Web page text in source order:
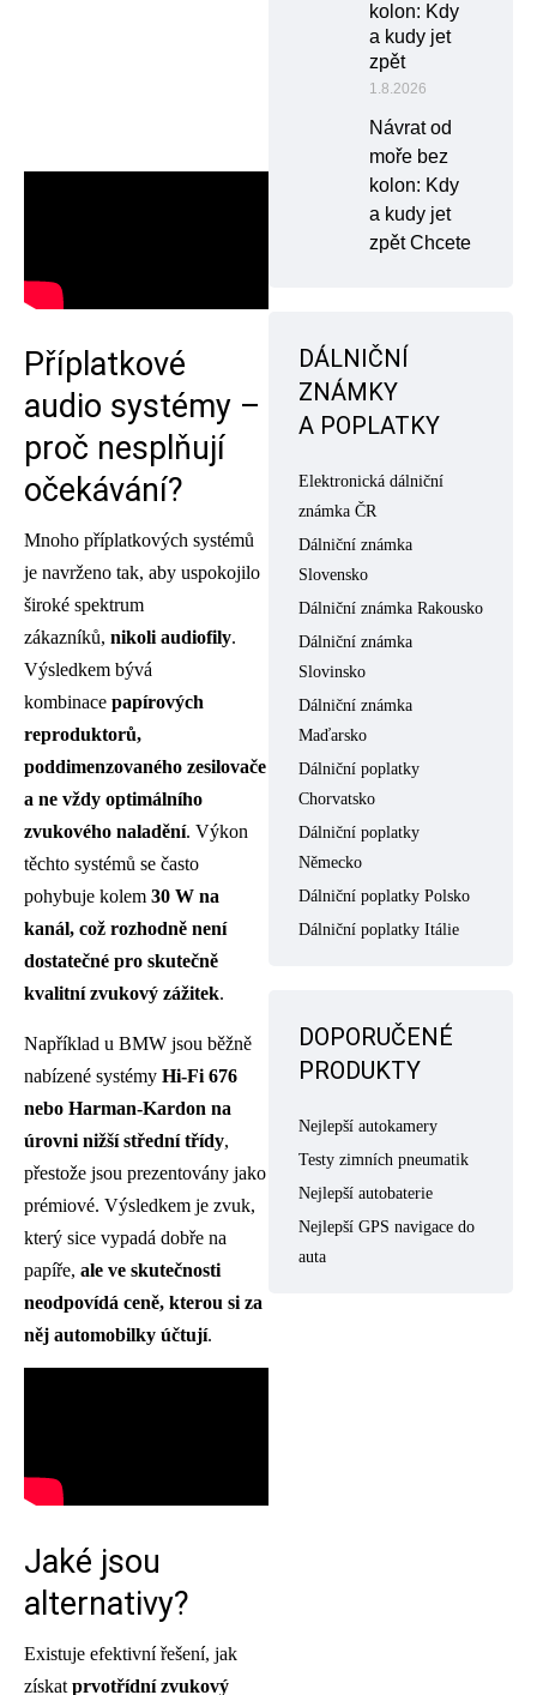
Příplatkové
audio systémy –
proč nesplňují
očekávání?
Mnoho příplatkových systémů
je navrženo tak, aby uspokojilo
široké spektrum
zákazníků, nikoli audiofily.
Výsledkem bývá
kombinace papírových
reproduktorů,
poddimenzovaného zesilovače
a ne vždy optimálního
zvukového naladění. Výkon
těchto systémů se často
pohybuje kolem 30 W na
kanál, což rozhodně není
dostatečné pro skutečně
kvalitní zvukový zážitek.
Například u BMW jsou běžně
nabízené systémy Hi-Fi 676
nebo Harman-Kardon na
úrovni nižší střední třídy,
přestože jsou prezentovány jako
prémiové. Výsledkem je zvuk,
který sice vypadá dobře na
papíře, ale ve skutečnosti
neodpovídá ceně, kterou si za
něj automobilky účtují.
Jaké jsou
alternativy?
Existuje efektivní řešení, jak
získat prvotřídní zvukový
kolon: Kdy
a kudy jet
zpět
1.8.2026
Návrat od
moře bez
kolon: Kdy
a kudy jet
zpět Chcete
DÁLNIČNÍ
ZNÁMKY
A POPLATKY
Elektronická dálniční
známka ČR
Dálniční známka
Slovensko
Dálniční známka Rakousko
Dálniční známka
Slovinsko
Dálniční známka
Maďarsko
Dálniční poplatky
Chorvatsko
Dálniční poplatky
Německo
Dálniční poplatky Polsko
Dálniční poplatky Itálie
DOPORUČENÉ
PRODUKTY
Nejlepší autokamery
Testy zimních pneumatik
Nejlepší autobaterie
Nejlepší GPS navigace do
auta